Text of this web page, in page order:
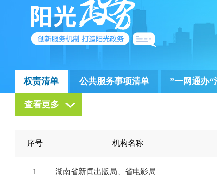
权责清单 公共服务事项清单 ”一网通办“
查看更多